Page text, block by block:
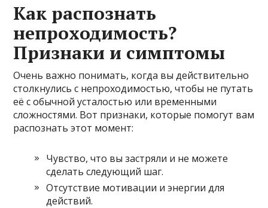
Как распознать
непроходимость?
Признаки и симптомы
Очень важно понимать, когда вы действительно
столкнулись с непроходимостью, чтобы не путать
её с обычной усталостью или временными
сложностями. Вот признаки, которые помогут вам
распознать этот момент:
Чувство, что вы застряли и не можете
сделать следующий шаг.
Отсутствие мотивации и энергии для
действий.